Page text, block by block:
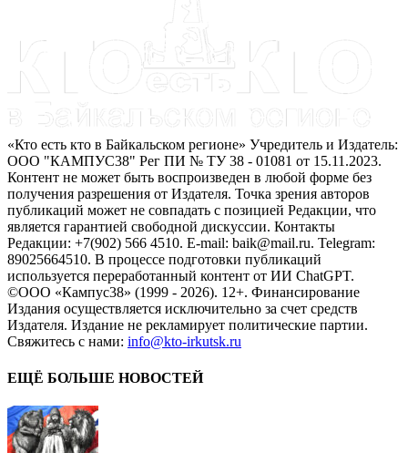
«Кто есть кто в Байкальском регионе» Учредитель и Издатель:
ООО "КАМПУС38" Рег ПИ № ТУ 38 - 01081 от 15.11.2023.
Контент не может быть воспроизведен в любой форме без
получения разрешения от Издателя. Точка зрения авторов
публикаций может не совпадать с позицией Редакции, что
является гарантией свободной дискуссии. Контакты
Редакции: +7(902) 566 4510. E-mail: baik@mail.ru. Telegram:
89025664510. В процессе подготовки публикаций
используется переработанный контент от ИИ ChatGPT.
©ООО «Кампус38» (1999 - 2026). 12+. Финансирование
Издания осуществляется исключительно за счет средств
Издателя. Издание не рекламирует политические партии.
Свяжитесь с нами: info@kto-irkutsk.ru
ЕЩЁ БОЛЬШЕ НОВОСТЕЙ